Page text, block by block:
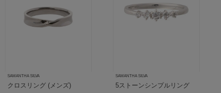
SAMANTHA SILVA
クロスリング (メンズ)
SAMANTHA SILVA
5ストーンシンプルリング